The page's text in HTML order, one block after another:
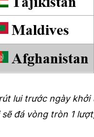
lui trước ngày
sẽ đá vòng tròn 1